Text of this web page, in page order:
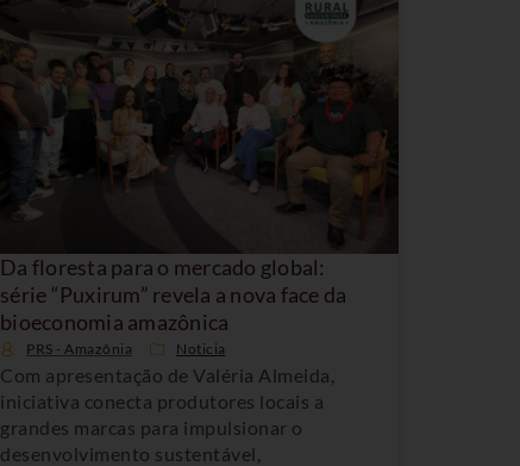
Da floresta para o mercado global:
série “Puxirum” revela a nova face da
bioeconomia amazônica
PRS - Amazônia Noticia
Com apresentação de Valéria Almeida,
iniciativa conecta produtores locais a
grandes marcas para impulsionar o
desenvolvimento sustentável,